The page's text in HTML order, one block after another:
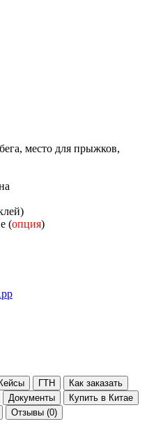
место для прыжков,
(опция)
Кейсы ГТН
Как заказать
Документы
Купить в Китае
Отзывы (0)